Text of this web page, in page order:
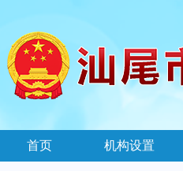
首页 机构设置